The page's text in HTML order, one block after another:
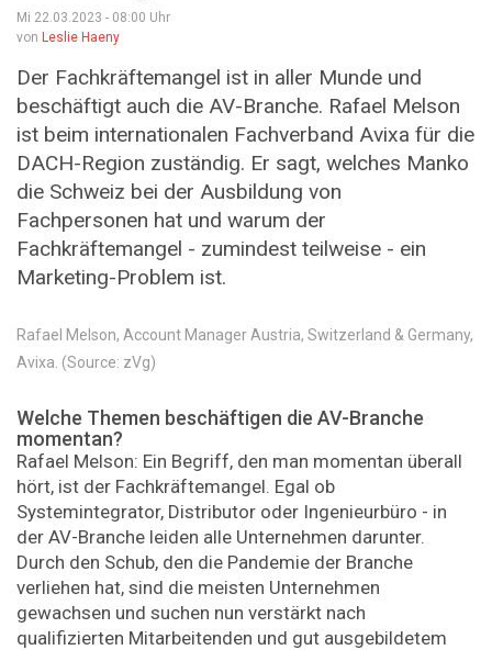
Mi 22.03.2023 - 08:00 Uhr
von Leslie Haeny
Der Fachkräftemangel ist in aller Munde und
beschäftigt auch die AV-Branche. Rafael Melson
ist beim internationalen Fachverband Avixa für die
DACH-Region zuständig. Er sagt, welches Manko
die Schweiz bei der Ausbildung von
Fachpersonen hat und warum der
Fachkräftemangel - zumindest teilweise - ein
Marketing-Problem ist.
Rafael Melson, Account Manager Austria, Switzerland & Germany,
Avixa. (Source: zVg)
Welche Themen beschäftigen die AV-Branche
momentan?
Rafael Melson: Ein Begriff, den man momentan überall
hört, ist der Fachkräftemangel. Egal ob
Systemintegrator, Distributor oder Ingenieurbüro - in
der AV-Branche leiden alle Unternehmen darunter.
Durch den Schub, den die Pandemie der Branche
verliehen hat, sind die meisten Unternehmen
gewachsen und suchen nun verstärkt nach
qualifizierten Mitarbeitenden und gut ausgebildetem